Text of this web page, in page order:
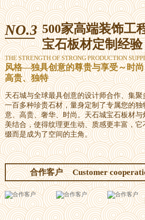
NO.3 500家高端装饰工
宝石板材定制经验
THE STRENGTH OF STRONG PRODUCTION
风格—独具创意的尊贵与享受～时
高贵、独特
天石城与全球最具创意的设计师合作、集聚
一百多种珍贵石材，量身定制了专属您的独
意、高贵、奢华、时尚。天石城宝石板材与
美结合，使得纹理更生动、质感更丰富，它
缀而是成为了空间的主角。
合作客户 Customer